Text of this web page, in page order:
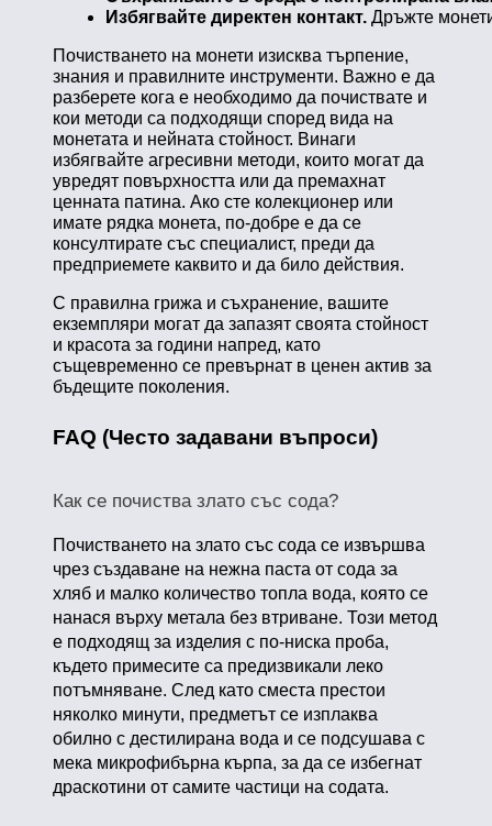
Избягвайте директен контакт. Дръжте
Почистването на монети изисква търпение,
знания и правилните инструменти. Важно е да
разберете кога е необходимо да почиствате и
кои методи са подходящи според вида на
монетата и нейната стойност. Винаги
избягвайте агресивни методи, които могат да
увредят повърхността или да премахнат
ценната патина. Ако сте колекционер или
имате рядка монета, по-добре е да се
консултирате със специалист, преди да
предприемете каквито и да било действия.
С правилна грижа и съхранение, вашите
екземпляри могат да запазят своята стойност
и красота за години напред, като
същевременно се превърнат в ценен актив за
бъдещите поколения.
FAQ (Често задавани въпроси)
Как се почиства злато със сода?
Почистването на злато със сода се извършва
чрез създаване на нежна паста от сода за
хляб и малко количество топла вода, която се
нанася върху метала без втриване. Този метод
е подходящ за изделия с по-ниска проба,
където примесите са предизвикали леко
потъмняване. След като сместа престои
няколко минути, предметът се изплаква
обилно с дестилирана вода и се подсушава с
мека микрофибърна кърпа, за да се избегнат
драскотини от самите частици на содата.